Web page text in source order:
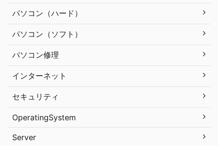
パソコン（ハード）
パソコン（ソフト）
パソコン修理
インターネット
セキュリティ
OperatingSystem
Server